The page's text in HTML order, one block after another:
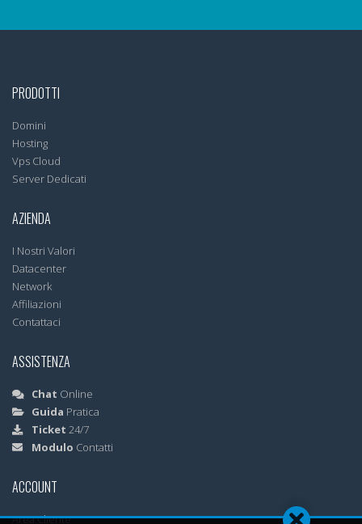
PRODOTTI
Domini
Hosting
Vps Cloud
Server Dedicati
AZIENDA
I Nostri Valori
Datacenter
Network
Affiliazioni
Contattaci
ASSISTENZA
Chat Online
Guida Pratica
Ticket 24/7
Modulo Contatti
ACCOUNT
Area Cliente